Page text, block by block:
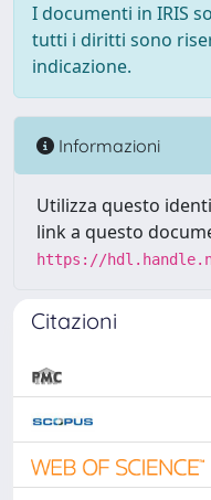
I documenti in IRIS
tutti i diritti sono
indicazione.
Informazioni
Utilizza questo
link a questo
https://
Citazioni